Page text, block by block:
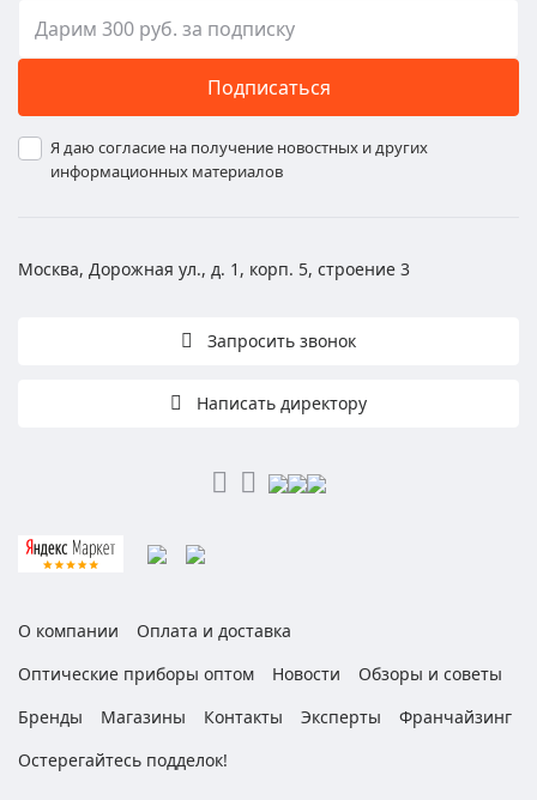
Подписаться
Я даю согласие на получение новостных и других
информационных материалов
Москва, Дорожная ул., д. 1, корп. 5, строение 3
Запросить звонок
Написать директору
О компании
Оплата и доставка
Оптические приборы оптом
Новости
Обзоры и советы
Бренды
Магазины Контакты Эксперты
Франчайзинг
Остерегайтесь подделок!